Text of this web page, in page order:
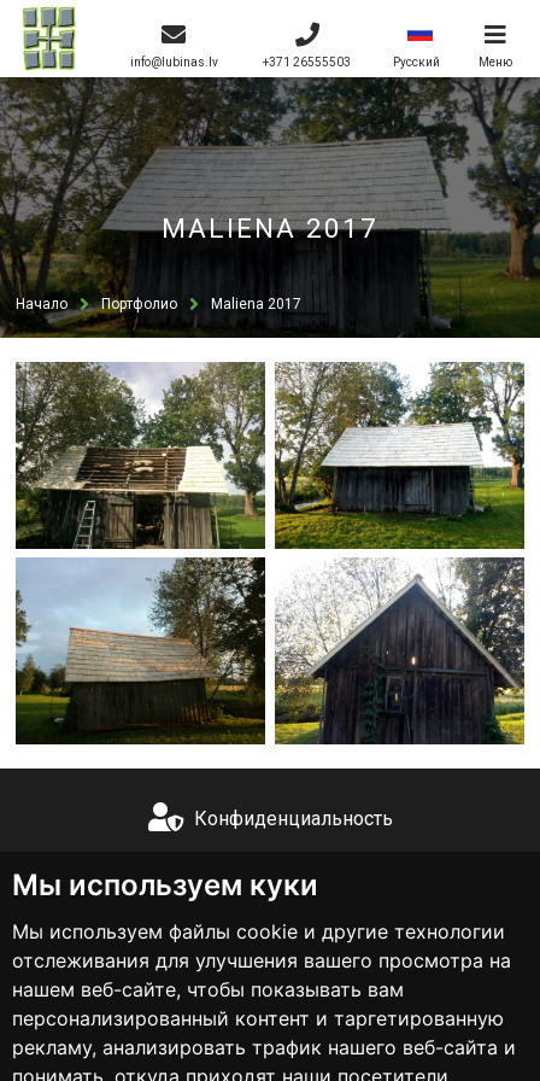
Мы используем куки
Мы используем файлы cookie и другие технологии
отслеживания для улучшения вашего просмотра на
нашем веб-сайте, чтобы показывать вам
персонализированный контент и таргетированную
рекламу, анализировать трафик нашего веб-сайта и
понимать, откуда приходят наши посетители.
info@lubinas.lv +371 26555503 Pусский Меню
MALIENA 2017
Начало Портфолио Maliena 2017
Конфиденциальность
+371 26555503
info@lubinas.lv
Instagram